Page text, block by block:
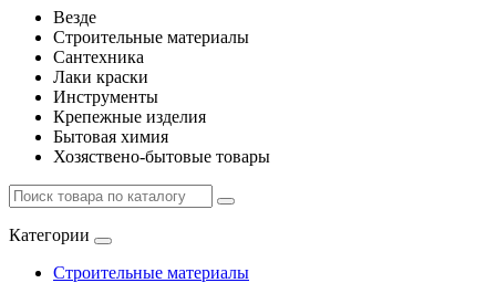
Везде
Строительные материалы
Сантехника
Лаки краски
Инструменты
Крепежные изделия
Бытовая химия
Хозяствено-бытовые товары
Категории
Строительные материалы